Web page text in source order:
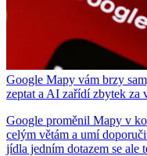
Google Mapy vám brzy
zeptat a AI zařídí zbytek za
Google proměnil Mapy v
celým větám a umí
jídla jedním dotazem se ale